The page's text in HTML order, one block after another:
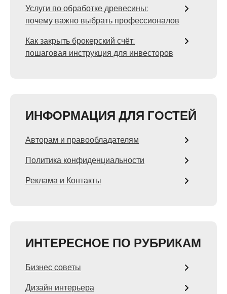
Услуги по обработке древесины:
почему важно выбрать профессионалов
Как закрыть брокерский счёт:
пошаговая инструкция для инвесторов
ИНФОРМАЦИЯ ДЛЯ ГОСТЕЙ
Авторам и правообладателям
Политика конфиденциальности
Реклама и Контакты
ИНТЕРЕСНОЕ ПО РУБРИКАМ
Бизнес советы
Дизайн интерьера